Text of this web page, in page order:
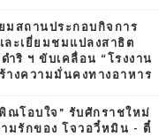
มสถานประกอบกิจการ
ละเยี่ยมชมแปลงสาธิต
ริ ฯ ขับเคลื่อน “โรงงาน
างความมั่นคงทางอาหาร
ณโอบใจ" รับศักราชใหม่
มรักของ โจวอวี๋หมิน - ตี๋